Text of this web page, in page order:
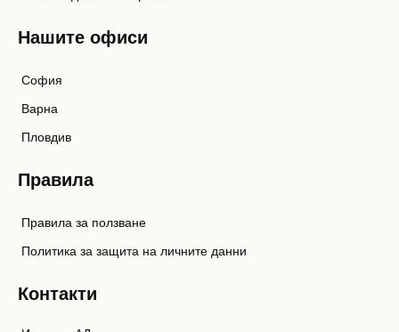
Нашите офиси
София
Варна
Пловдив
Правила
Правила за ползване
Политика за защита на личните данни
Контакти